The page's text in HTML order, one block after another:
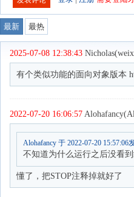
最新 最热
2025-07-08 12:38:43
有个类似功能的面向对象版本
2022-07-20 16:06:57
Alohafancy 于 2022-07-20 15:57:06
不知道为什么运行之后没看
懂了，把STOP注释掉就好了